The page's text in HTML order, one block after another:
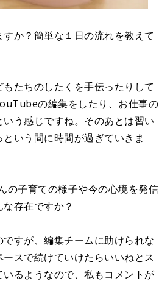
か？簡単な１日の流れを教えて
たちのしたくを手伝ったりして
の編集をしたり、お仕事の
う感じですね。そのあとは習い
いう間に時間が過ぎていきま
子育ての様子や今の心境を発信
存在ですか？
すが、編集チームに助けられな
スで続けていけたらいいねとス
るようなので、私もコメントが